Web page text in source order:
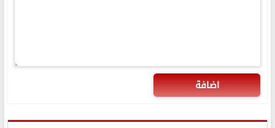
اضافة